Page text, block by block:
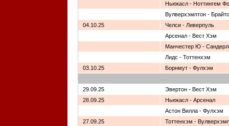
Ньюкасл - Ноттингем
Вулверхэмптон -
04.10.25
Челси - Ливерпуль
Арсенал - Вест Хэм
Манчестер Ю -
Лидс - Тоттенхэм
03.10.25
Борнмут - Фулхэм
29.09.25
Эвертон - Вест Хэм
28.09.25
Ньюкасл - Арсенал
Астон Вилла - Фулхэм
27.09.25
Тоттенхэм -